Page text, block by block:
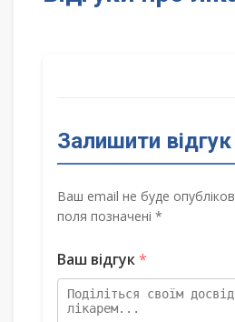
Залишити відгук
Ваш email не буде
поля позначені *
Ваш відгук*